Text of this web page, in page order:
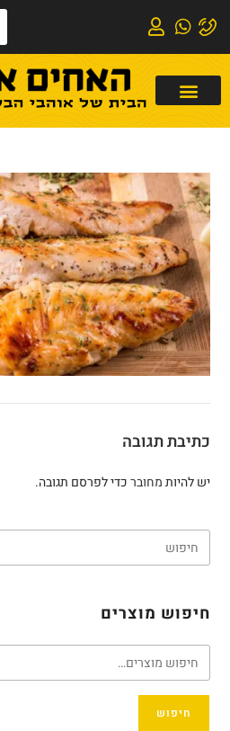
כתיבת תגובה
יש להיותמחוברכדי לפרסם תגובה.
חיפוש מוצרים
חיפוש